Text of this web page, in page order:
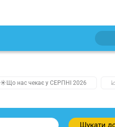
☀️Що нас чекає у СЕРПНІ 2026
Шукати